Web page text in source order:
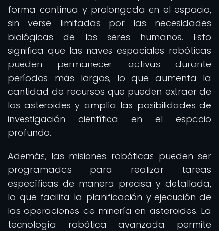
forma continua y prolongada en el espacio,
sin verse limitadas por las necesidades
biológicas de los seres humanos. Esto
significa que las naves espaciales robóticas
pueden permanecer activas durante
períodos más largos, lo que aumenta la
cantidad de recursos que pueden extraer de
los asteroides y amplía las posibilidades de
investigación científica en el espacio
profundo.
Además, las misiones robóticas pueden ser
programadas para realizar tareas
específicas de manera precisa y detallada,
lo que facilita la planificación y ejecución de
las operaciones de minería en asteroides. La
tecnología robótica avanzada permite